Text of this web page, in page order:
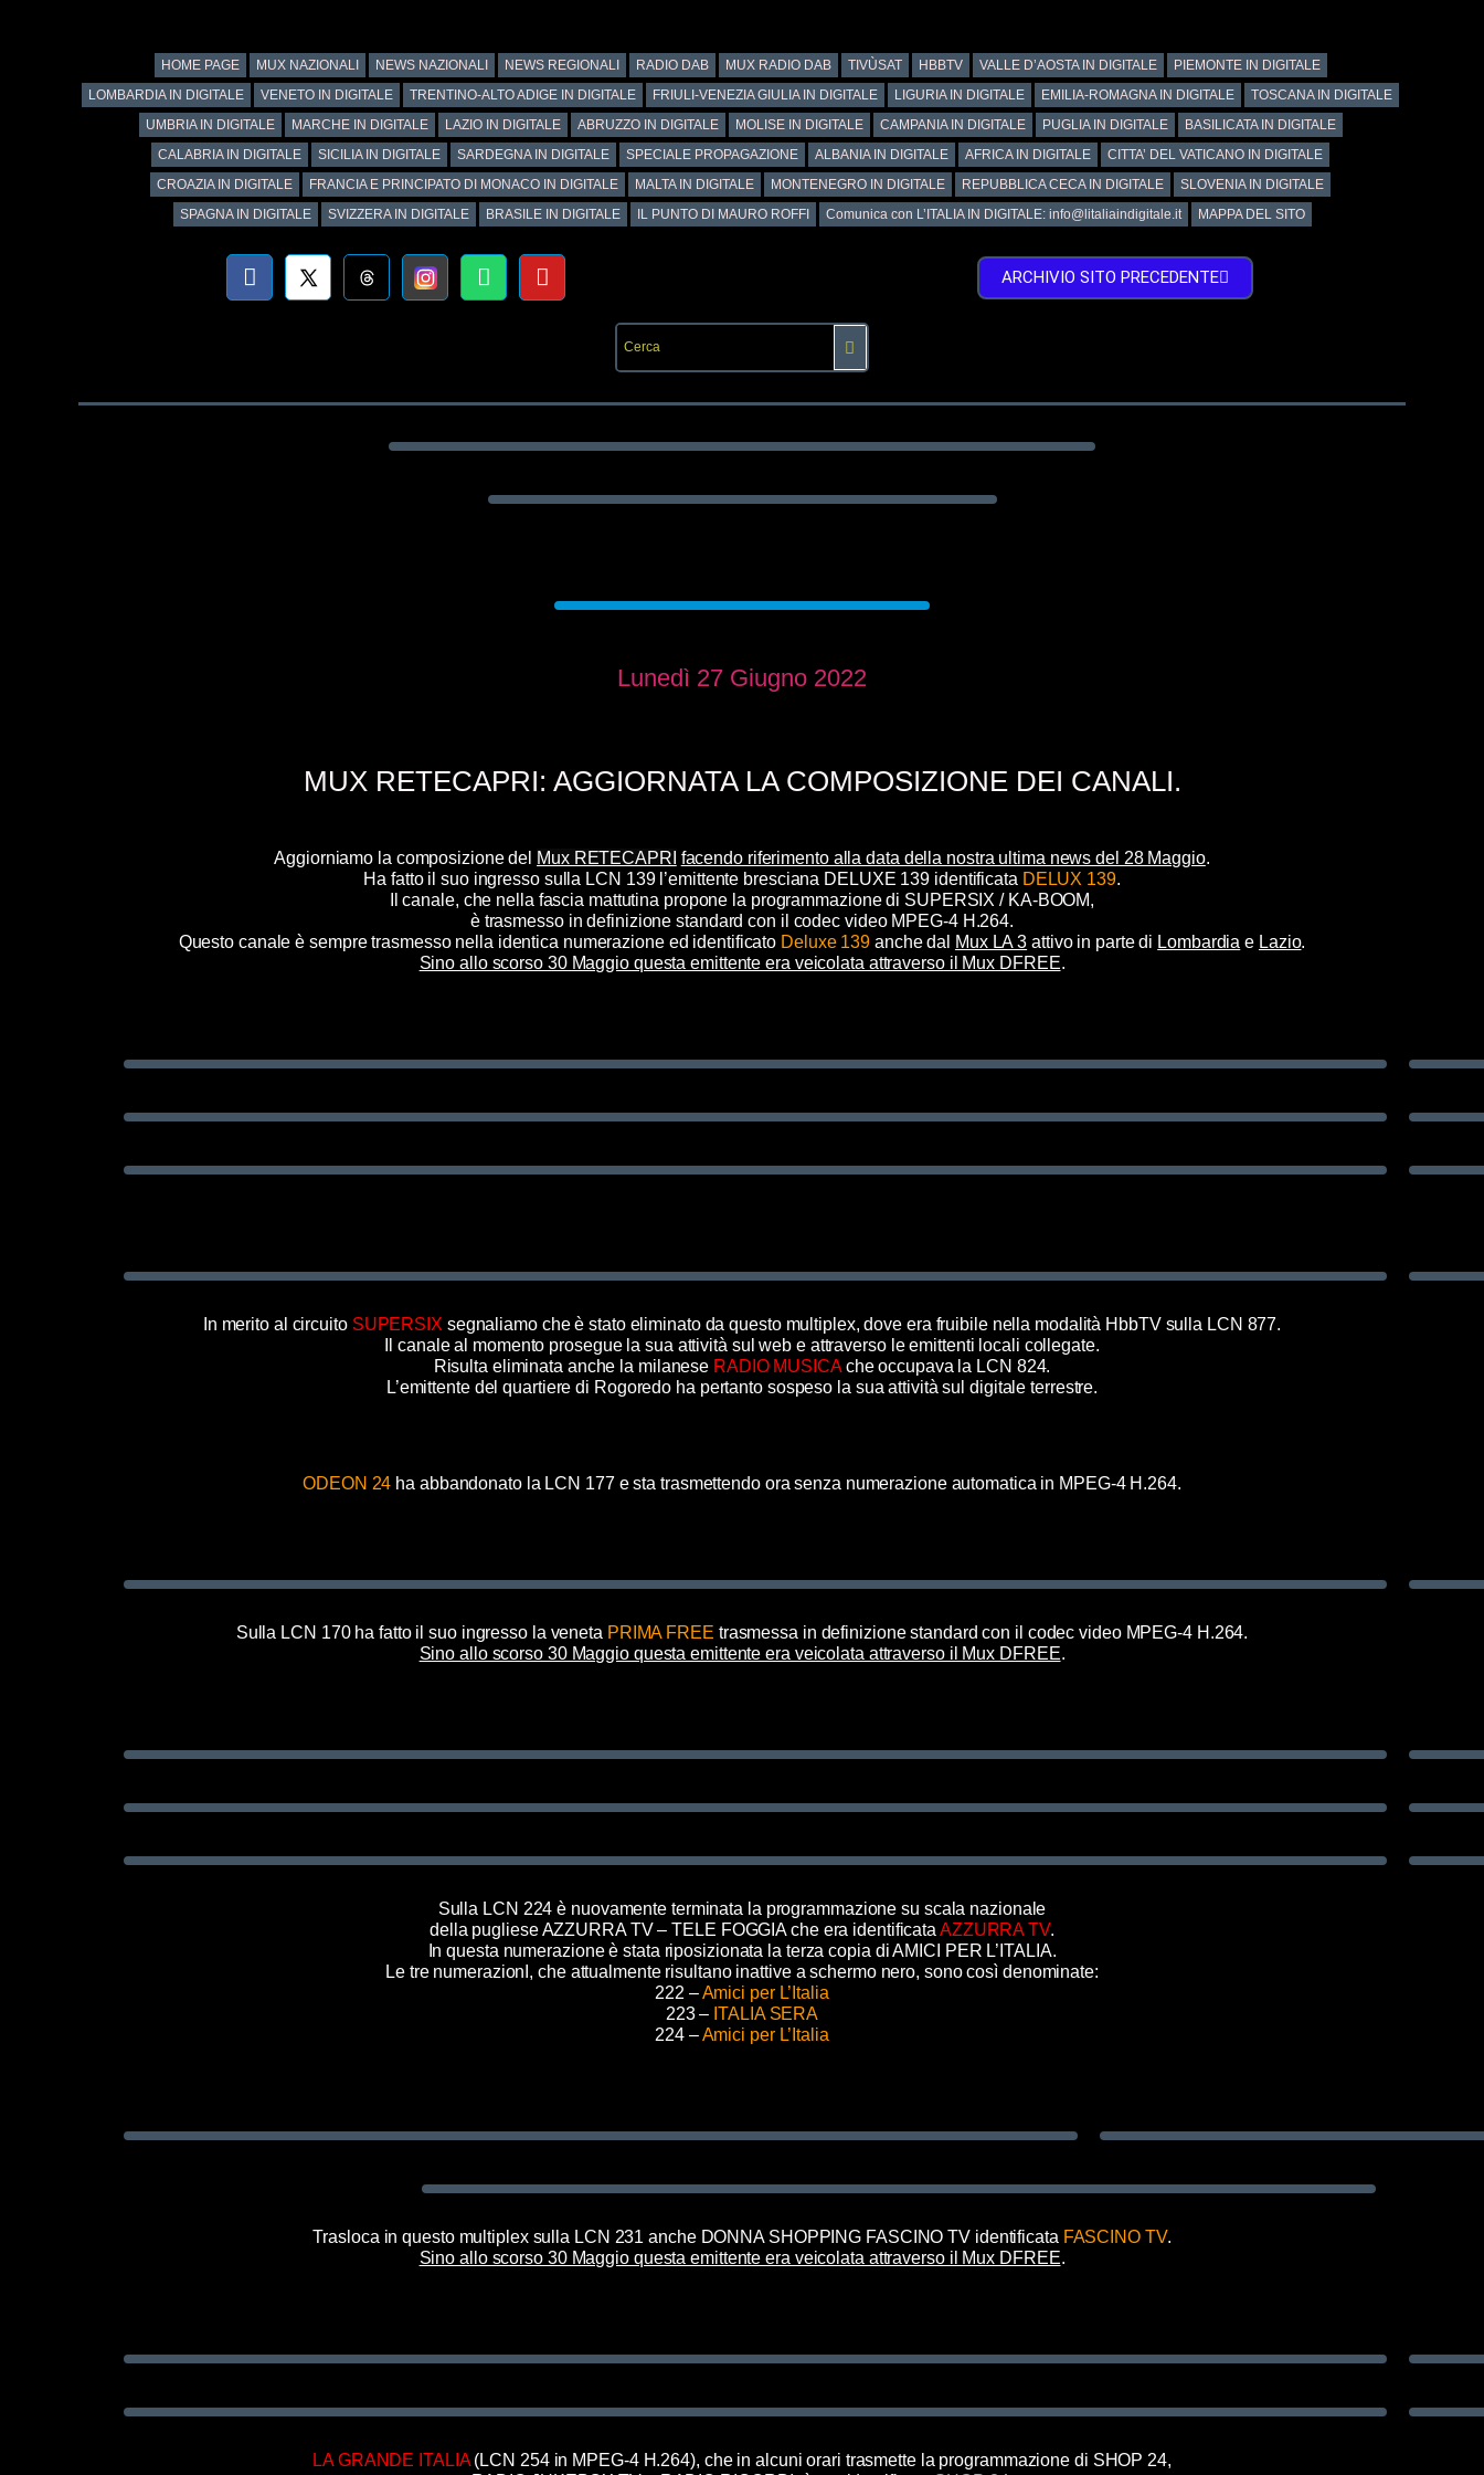
HOME PAGE MUX NAZIONALI NEWS NAZIONALI NEWS REGIONALI RADIO DAB MUX RADIO DAB TIVÙSAT HBBTV VALLE D’AOSTA IN DIGITALE
PIEMONTE IN DIGITALE
LOMBARDIA IN DIGITALE
VENETO IN DIGITALE TRENTINO-ALTO ADIGE IN DIGITALE FRIULI-VENEZIA GIULIA IN DIGITALE LIGURIA IN DIGITALE EMILIA-ROMAGNA IN DIGITALE
TOSCANA IN DIGITALE
UMBRIA IN DIGITALE
MARCHE IN DIGITALE LAZIO IN DIGITALE ABRUZZO IN DIGITALE MOLISE IN DIGITALE CAMPANIA IN DIGITALE PUGLIA IN DIGITALE
BASILICATA IN DIGITALE
CALABRIA IN DIGITALE
SICILIA IN DIGITALE SARDEGNA IN DIGITALE SPECIALE PROPAGAZIONE ALBANIA IN DIGITALE AFRICA IN DIGITALE
CITTA’ DEL VATICANO IN DIGITALE
CROAZIA IN DIGITALE
FRANCIA E PRINCIPATO DI MONACO IN DIGITALE MALTA IN DIGITALE MONTENEGRO IN DIGITALE REPUBBLICA CECA IN DIGITALE
SLOVENIA IN DIGITALE
SPAGNA IN DIGITALE
SVIZZERA IN DIGITALE BRASILE IN DIGITALE IL PUNTO DI MAURO ROFFI Comunica con L’ITALIA IN DIGITALE: info@litaliaindigitale.it MAPPA DEL SITO
ARCHIVIO SITO PRECEDENTE
Lunedì 27 Giugno 2022
MUX RETECAPRI: AGGIORNATA LA COMPOSIZIONE DEI CANALI.
Aggiorniamo la composizione del Mux RETECAPRI facendo riferimento alla data della nostra ultima news del 28 Maggio.
Ha fatto il suo ingresso sulla LCN 139 l’emittente bresciana DELUXE 139 identificata DELUX 139.
Il canale, che nella fascia mattutina propone la programmazione di SUPERSIX / KA-BOOM,
è trasmesso in definizione standard con il codec video MPEG-4 H.264.
Questo canale è sempre trasmesso nella identica numerazione ed identificato Deluxe 139 anche dal Mux LA 3 attivo in parte di Lombardia e Lazio.
Sino allo scorso 30 Maggio questa emittente era veicolata attraverso il Mux DFREE.
In merito al circuito SUPERSIX segnaliamo che è stato eliminato da questo multiplex, dove era fruibile nella modalità HbbTV sulla LCN 877.
Il canale al momento prosegue la sua attività sul web e attraverso le emittenti locali collegate.
Risulta eliminata anche la milanese RADIO MUSICAche occupava la LCN 824.
L’emittente del quartiere di Rogoredo ha pertanto sospeso la sua attività sul digitale terrestre.
ODEON 24 ha abbandonato la LCN 177 e sta trasmettendo ora senza numerazione automatica in MPEG-4 H.264.
Sulla LCN 170 ha fatto il suo ingresso la veneta PRIMA FREE trasmessa in definizione standard con il codec video MPEG-4 H.264.
Sino allo scorso 30 Maggio questa emittente era veicolata attraverso il Mux DFREE.
Sulla LCN 224 è nuovamente terminata la programmazione su scala nazionale
della pugliese AZZURRA TV – TELE FOGGIA che era identificata AZZURRA TV.
In questa numerazione è stata riposizionata la terza copia di AMICI PER L’ITALIA.
Le tre numerazionI, che attualmente risultano inattive a schermo nero, sono così denominate:
222 –Amici per L’Italia
223 – ITALIA SERA
224 –Amici per L’Italia
Trasloca in questo multiplex sulla LCN 231 anche DONNA SHOPPING FASCINO TV identificata FASCINO TV.
Sino allo scorso 30 Maggio questa emittente era veicolata attraverso il Mux DFREE.
LA GRANDE ITALIA(LCN 254 in MPEG-4 H.264), che in alcuni orari trasmette la programmazione di SHOP 24,